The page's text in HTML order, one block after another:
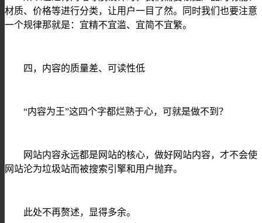
材质、价格等进行分类，让用户一目了然。同时我们也要注意
一个规律那就是：宜精不宜滥、宜简不宜繁。
四，内容的质量差、可读性低
“内容为王”这四个字都烂熟于心，可就是做不到？
网站内容永远都是网站的核心，做好网站内容，才不会使
网站沦为垃圾站而被搜索引擎和用户抛弃。
此处不再赘述，显得多余。